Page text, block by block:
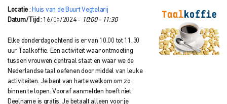
Locatie : Huis van de Buurt Vegtelarij
Datum/Tijd : 16/05/2024 - 10:00 - 11:30
Elke donderdagochtend is er van 10.00 tot 11.30
uur Taalkoffie. Een activiteit waar ontmoeting
tussen vrouwen centraal staat en waar we de
Nederlandse taal oefenen door middel van leuke
activiteiten. Je bent van harte welkom om zo
binnen te lopen. Vooraf aanmelden hoeft niet.
Deelname is gratis. Je betaalt alleen voor je